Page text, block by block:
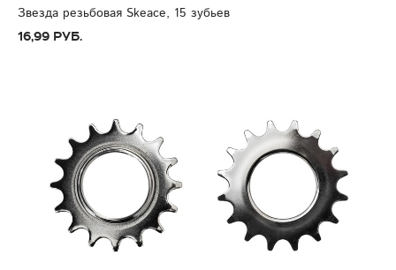
Звезда резьбовая Skeace, 15 зубьев
16,99 руб.